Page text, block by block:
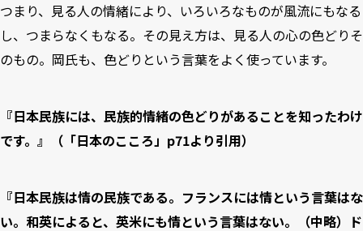
つまり、見る人の情緒により、いろいろなものが風流にもなる
し、つまらなくもなる。その見え方は、見る人の心の色どりそ
のもの。岡氏も、色どりという言葉をよく使っています。
『日本民族には、民族的情緒の色どりがあることを知ったわけ
です。』（「日本のこころ」p71より引用）
『日本民族は情の民族である。フランスには情という言葉はな
い。和英によると、英米にも情という言葉はない。（中略）ド